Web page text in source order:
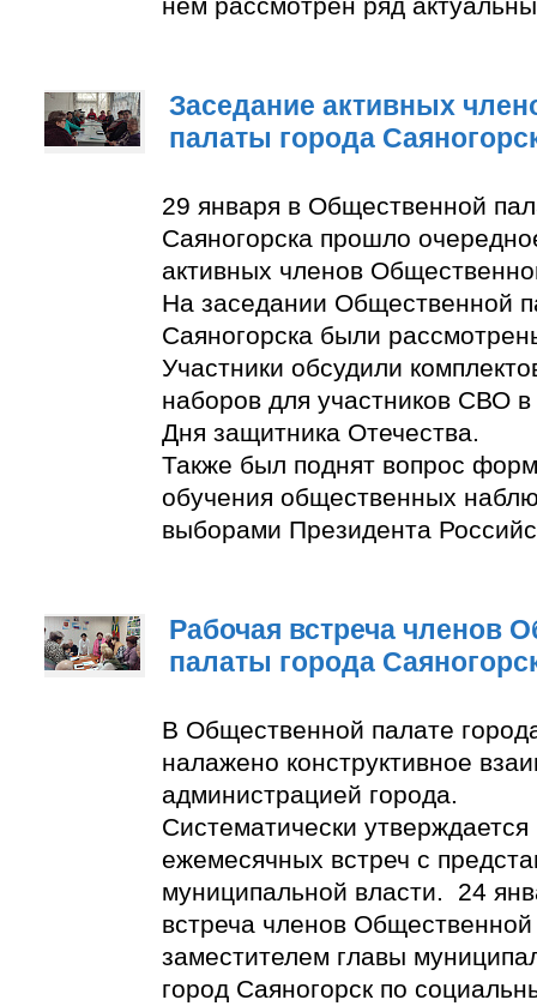
Заседание активных
палаты города
29 января в Общественной
Саяногорска прошло
активных членов
На заседании Общественной
Саяногорска были
Участники обсудили
наборов для участников СВО в
Дня защитника Отечества.
Также был поднят вопрос
обучения общественных
выборами Президента
Рабочая встреча членов
палаты города
В Общественной палате
налажено конструктивное
администрацией города.
Систематически утверждается
ежемесячных встреч с
муниципальной власти. 24
встреча членов
заместителем главы
город Саяногорск по